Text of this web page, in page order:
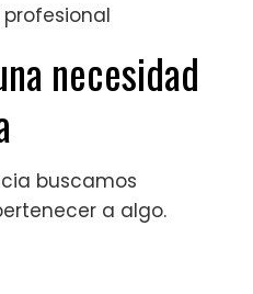
necesidad
buscamos
a algo.